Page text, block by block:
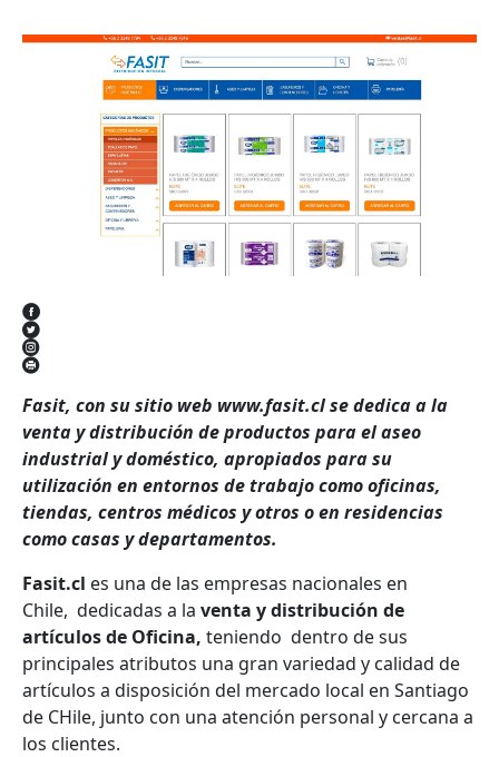
Fasit, con su sitio web www.fasit.cl se dedica a la
venta y distribución de productos para el aseo
industrial y doméstico, apropiados para su
utilización en entornos de trabajo como oficinas,
tiendas, centros médicos y otros o en residencias
como casas y departamentos.
Fasit.cl es una de las empresas nacionales en
Chile, dedicadas a la venta y distribución de
artículos de Oficina, teniendo dentro de sus
principales atributos una gran variedad y calidad de
artículos a disposición del mercado local en Santiago
de CHile, junto con una atención personal y cercana a
los clientes.